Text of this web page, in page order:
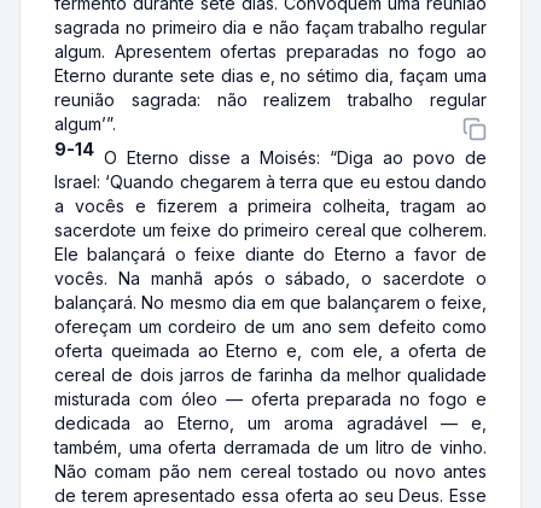
sagrada no primeiro dia e não façam trabalho regular
algum. Apresentem ofertas preparadas no fogo ao
Eterno durante sete dias e, no sétimo dia, façam uma
reunião sagrada: não realizem trabalho regular
algum’”.
9-14 O Eterno disse a Moisés: “Diga ao povo de
Israel: ‘Quando chegarem à terra que eu estou dando
a vocês e fizerem a primeira colheita, tragam ao
sacerdote um feixe do primeiro cereal que colherem.
Ele balançará o feixe diante do Eterno a favor de
vocês. Na manhã após o sábado, o sacerdote o
balançará. No mesmo dia em que balançarem o feixe,
ofereçam um cordeiro de um ano sem defeito como
oferta queimada ao Eterno e, com ele, a oferta de
cereal de dois jarros de farinha da melhor qualidade
misturada com óleo — oferta preparada no fogo e
dedicada ao Eterno, um aroma agradável — e,
também, uma oferta derramada de um litro de vinho.
Não comam pão nem cereal tostado ou novo antes
de terem apresentado essa oferta ao seu Deus. Esse